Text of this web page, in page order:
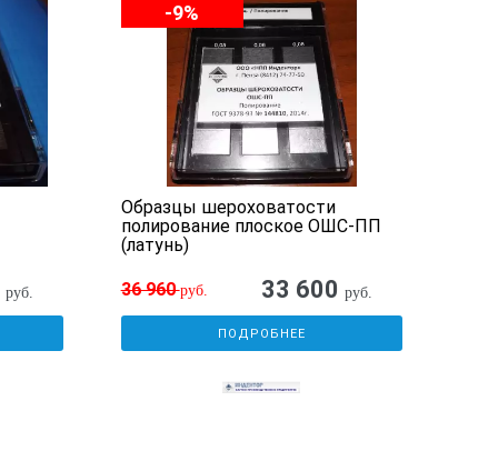
руб.
-9%
Образцы шероховатости
полирование плоское ОШС-ПП
(латунь)
36 960руб. 33 600 руб.
ПОДРОБНЕЕ